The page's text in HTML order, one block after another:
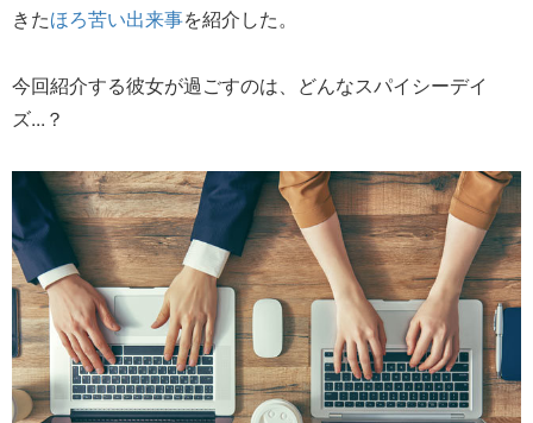
きたほろ苦い出来事を紹介した。
今回紹介する彼女が過ごすのは、どんなスパイシーデイ
ズ...？